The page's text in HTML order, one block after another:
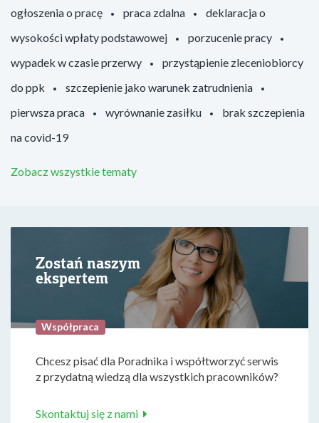
ogłoszenia o pracę praca zdalna
deklaracja o
wysokości wpłaty podstawowej
porzucenie pracy
wypadek w czasie przerwy
przystąpienie zleceniobiorcy
do ppk
szczepienie jako warunek zatrudnienia
pierwsza praca
wyrównanie zasiłku
brak szczepienia
na covid-19
Zobacz wszystkie tematy
Zostań naszym
ekspertem
Współpraca
Chcesz pisać dla Poradnika i współtworzyć serwis
z przydatną wiedzą dla wszystkich pracowników?
Skontaktuj się z nami